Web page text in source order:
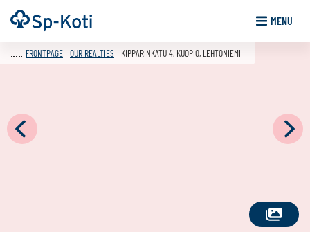
Go
to
Frontpage MENU
SEE
FRONTPAGE OUR REALTIES KIPPARINKATU 4, KUOPIO, LEHTONIEMI